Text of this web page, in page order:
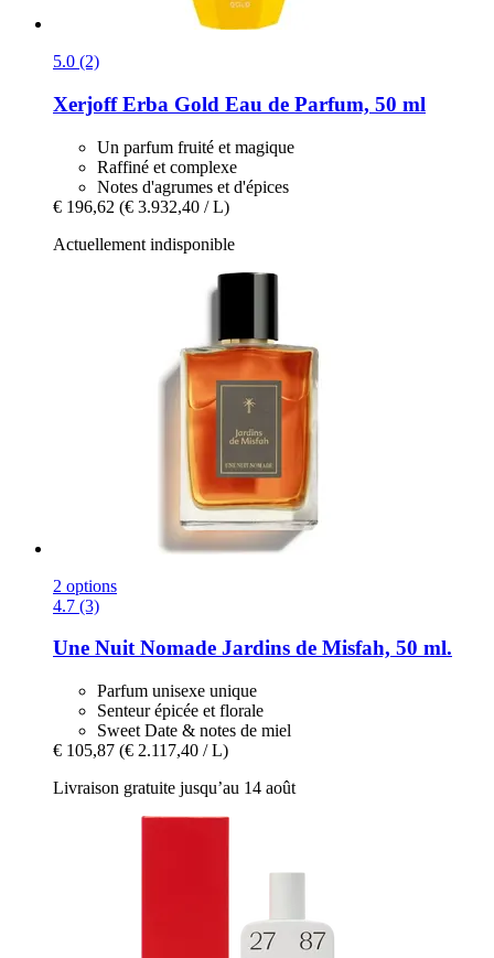
5.0 (2)
XerjoffErba Gold Eau de Parfum, 50 ml
Un parfum fruité et magique
Raffiné et complexe
Notes d'agrumes et d'épices
€ 196,62 (€ 3.932,40 / L)
Actuellement indisponible
2 options
4.7 (3)
Une Nuit Nomade Jardins de Misfah, 50 ml.
Parfum unisexe unique
Senteur épicée et florale
Sweet Date & notes de miel
€ 105,87 (€ 2.117,40 / L)
Livraison gratuite jusqu’au 14 août